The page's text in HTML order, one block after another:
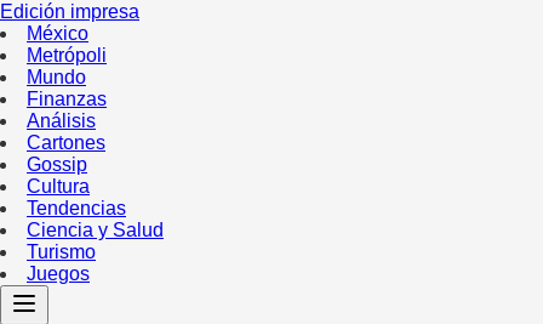
Edición impresa
México
Metrópoli
Mundo
Finanzas
Análisis
Cartones
Gossip
Cultura
Tendencias
Ciencia y Salud
Turismo
Juegos